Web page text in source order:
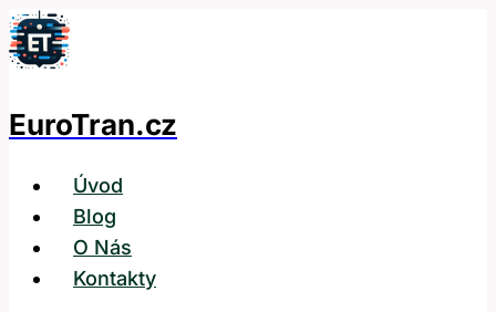
Přeskočit
na
EuroTran.cz
Úvod
Blog
O Nás
Kontakty